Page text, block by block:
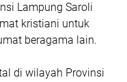
Lampung Saroli
kristiani untuk
beragama lain.
di wilayah Provinsi